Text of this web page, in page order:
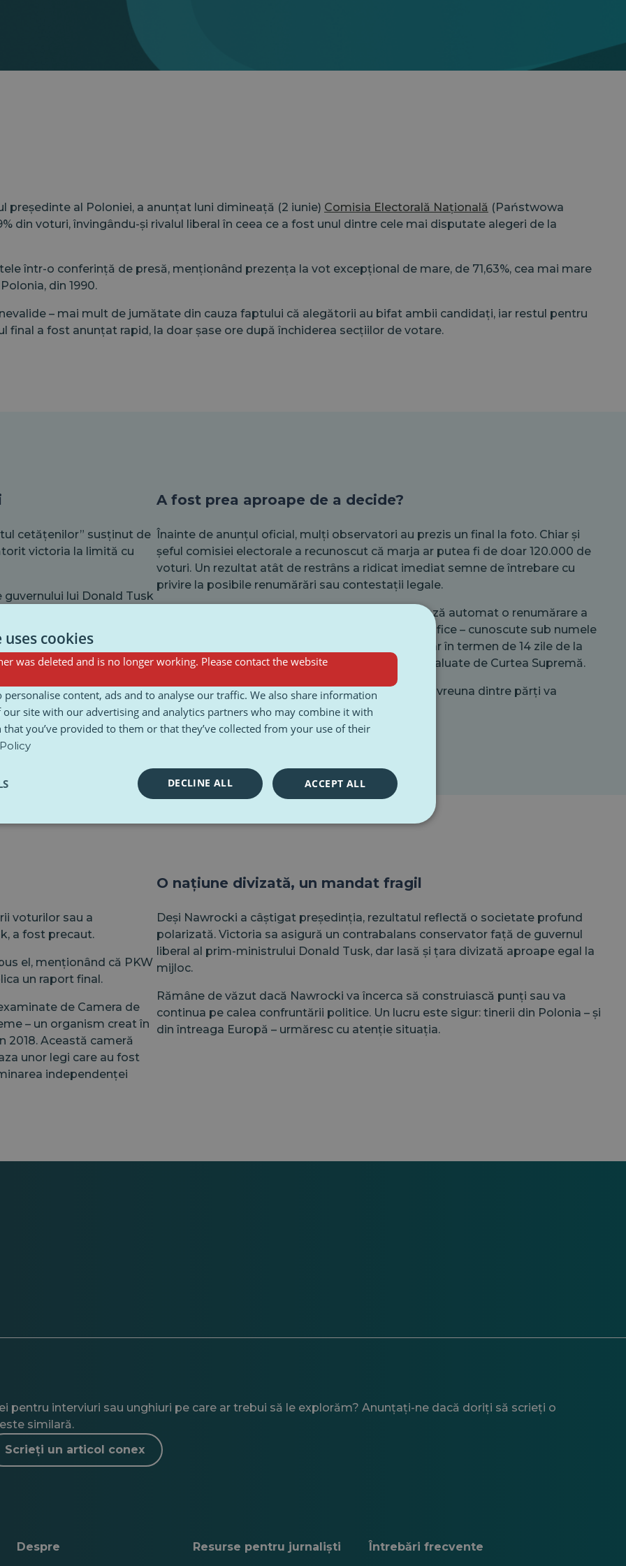
al Poloniei, a anunțat luni dimineață (2 iunie) Comisia Electorală Națională (Państwowa
din voturi, învingându-și rivalul liberal în ceea ce a fost unul dintre cele mai disputate alegeri de la
într-o conferință de presă, menționând prezența la vot excepțional de mare, de 71,63%, cea mai mare
din 1990.
– mai mult de jumătate din cauza faptului că alegătorii au bifat ambii candidați, iar restul pentru
final a fost anunțat rapid, la doar șase ore după închiderea secțiilor de votare.
cetățenilor” susținut de
victoria la limită cu
lui Donald Tusk
său post-electoral,
în prezent
PiS – acuzând coaliția
aspirațiile
a fost încrezător de la
A fost prea aproape de a decide?
Înainte de anunțul oficial, mulți observatori au prezis un final la foto. Chiar și
șeful comisiei electorale a recunoscut că marja ar putea fi de doar 120.000 de
voturi. Un rezultat atât de restrâns a ridicat imediat semne de întrebare cu
privire la posibile renumărări sau contestații legale.
Totuși, în Polonia, un rezultat strâns nu declanșează automat o renumărare a
voturilor. În schimb, trebuie depuse plângeri specifice – cunoscute sub numele
de proteste electorale. Acestea pot fi depuse doar în termen de 14 zile de la
anunțarea oficială a rezultatelor și trebuie apoi evaluate de Curtea Supremă.
În această etapă, nu există nicio indicație clară că vreuna dintre părți va
contesta rezultatul.
voturilor sau a
a fost precaut.
el, menționând că PKW
un raport final.
de Camera de
– un organism creat în
2018. Această cameră
unor legi care au fost
independenței
O națiune divizată, un mandat fragil
Deși Nawrocki a câștigat președinția, rezultatul reflectă o societate profund
polarizată. Victoria sa asigură un contrabalans conservator față de guvernul
liberal al prim-ministrului Donald Tusk, dar lasă și țara divizată aproape egal la
mijloc.
Rămâne de văzut dacă Nawrocki va încerca să construiască punți sau va
continua pe calea confruntării politice. Un lucru este sigur: tinerii din Polonia – și
din întreaga Europă – urmăresc cu atenție situația.
pentru interviuri sau unghiuri pe care ar trebui să le explorăm? Anunțați-ne dacă doriți să scrieți o
similară.
Scrieți un articol conex
Despre Resurse pentru jurnaliști Întrebări frecvente
cookies
was deleted and is no longer working. Please contact the website
personalise content, ads and to analyse our traffic. We also share information
site with our advertising and analytics partners who may combine it with
you’ve provided to them or that they’ve collected from your use of their
ACCEPT ALL
DECLINE ALL